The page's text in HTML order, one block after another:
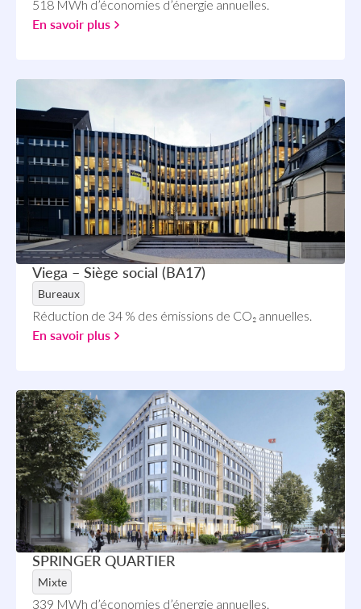
518 MWh d’économies d’énergie annuelles.
En savoir plus
Viega – Siège social (BA17)
Bureaux
Réduction de 34 % des émissions de CO₂ annuelles.
En savoir plus
SPRINGER QUARTIER
Mixte
339 MWh d’économies d’énergie annuelles.